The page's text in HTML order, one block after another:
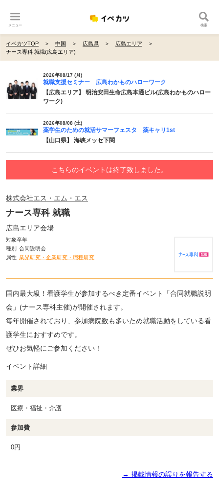
メニュー 検索
イベカツTOP 中国 広島県
広島エリア
ナース専科 就職(広島エリア)
2026年08/17 (月)
就職支援セミナー 広島わかものハローワーク
【広島エリア】 明治安田生命広島本通ビル(広島わかものハロー
ワーク)
2026年08/08 (土)
薬学生のための就活サマーフェスタ 薬キャリ1st
【山口県】 海峡メッセ下関
こちらのイベントは終了致しました。
株式会社エス・エム・エス
ナース専科 就職
広島エリア会場
対象卒年
種別 合同説明会
属性 業界研究・企業研究・職種研究
国内最大級！看護学生が参加するべき定番イベント「合同就職説明
会」(ナース専科主催)が開催されます。
毎年開催されており、参加病院数も多いため就職活動をしている看
護学生におすすめです。
ぜひお気軽にご参加ください！
イベント詳細
業界
医療・福祉・介護
参加費
0円
→ 掲載情報の誤りを報告する